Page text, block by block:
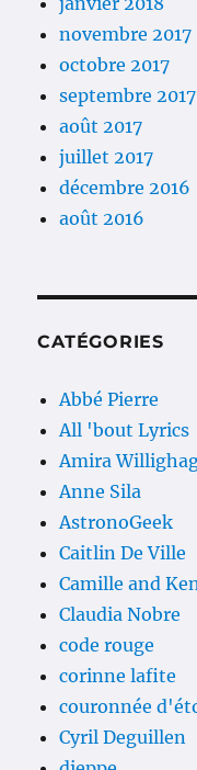
novembre 2017
octobre 2017
septembre 2017
août 2017
juillet 2017
décembre 2016
août 2016
CATÉGORIES
Abbé Pierre
All 'bout Lyrics
Amira
Anne Sila
AstronoGeek
Caitlin De Ville
Camille and
Claudia Nobre
code rouge
corinne lafite
couronnée
Cyril Deguillen